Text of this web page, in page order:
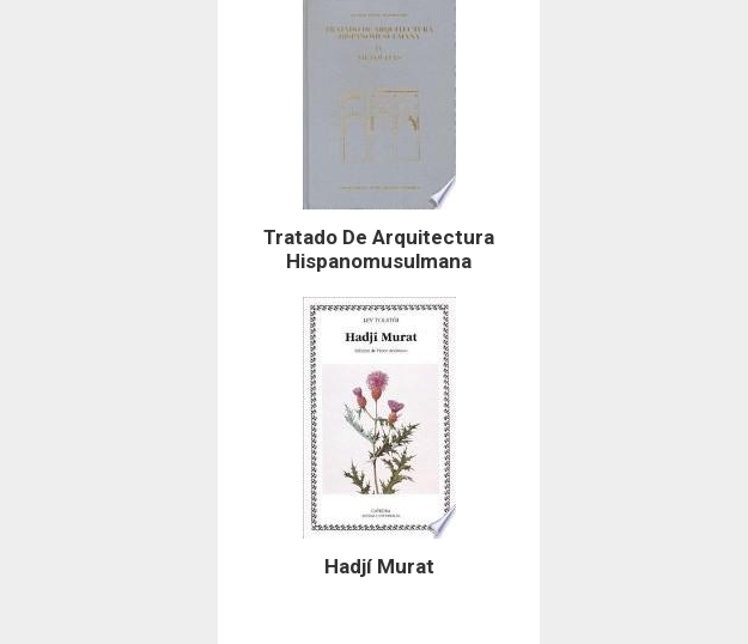
Tratado De Arquitectura
Hispanomusulmana
Hadjí Murat